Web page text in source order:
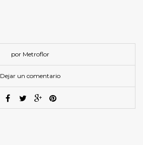
por Metroflor
Dejar un comentario